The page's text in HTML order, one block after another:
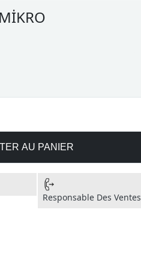
AU PANIER
Responsable Des Ventes